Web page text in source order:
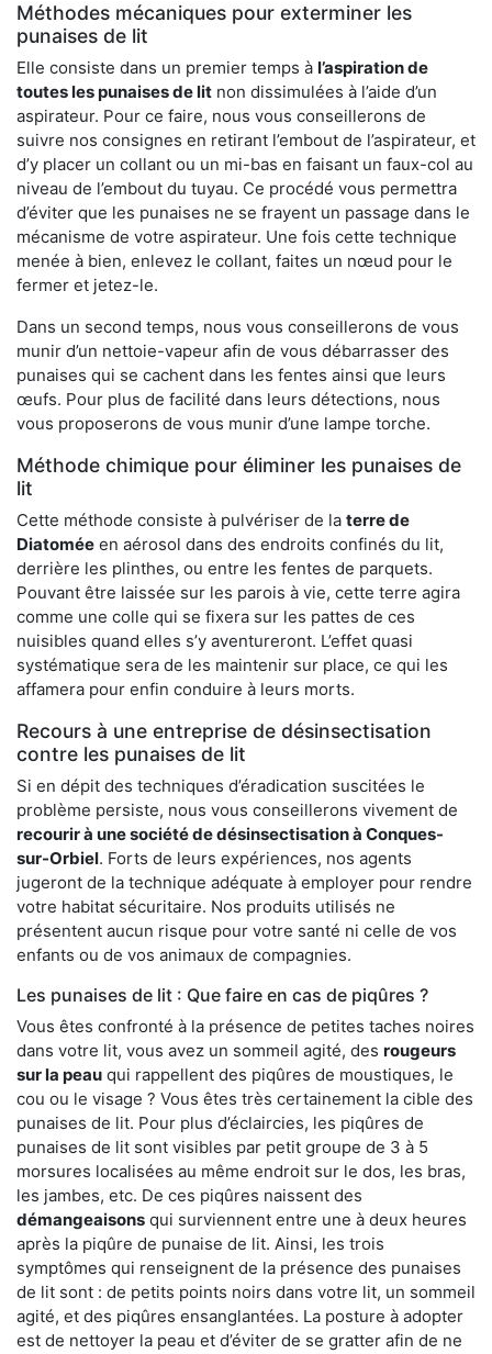
Méthodes mécaniques pour exterminer les
punaises de lit
Elle consiste dans un premier temps à l’aspiration de
toutes les punaises de lit non dissimulées à l’aide d’un
aspirateur. Pour ce faire, nous vous conseillerons de
suivre nos consignes en retirant l’embout de l’aspirateur, et
d’y placer un collant ou un mi-bas en faisant un faux-col au
niveau de l’embout du tuyau. Ce procédé vous permettra
d’éviter que les punaises ne se frayent un passage dans le
mécanisme de votre aspirateur. Une fois cette technique
menée à bien, enlevez le collant, faites un nœud pour le
fermer et jetez-le.
Dans un second temps, nous vous conseillerons de vous
munir d’un nettoie-vapeur afin de vous débarrasser des
punaises qui se cachent dans les fentes ainsi que leurs
œufs. Pour plus de facilité dans leurs détections, nous
vous proposerons de vous munir d’une lampe torche.
Méthode chimique pour éliminer les punaises de
lit
Cette méthode consiste à pulvériser de la terre de
Diatomée en aérosol dans des endroits confinés du lit,
derrière les plinthes, ou entre les fentes de parquets.
Pouvant être laissée sur les parois à vie, cette terre agira
comme une colle qui se fixera sur les pattes de ces
nuisibles quand elles s’y aventureront. L’effet quasi
systématique sera de les maintenir sur place, ce qui les
affamera pour enfin conduire à leurs morts.
Recours à une entreprise de désinsectisation
contre les punaises de lit
Si en dépit des techniques d’éradication suscitées le
problème persiste, nous vous conseillerons vivement de
recourir à une société de désinsectisation à Conques-
sur-Orbiel. Forts de leurs expériences, nos agents
jugeront de la technique adéquate à employer pour rendre
votre habitat sécuritaire. Nos produits utilisés ne
présentent aucun risque pour votre santé ni celle de vos
enfants ou de vos animaux de compagnies.
Les punaises de lit : Que faire en cas de piqûres ?
Vous êtes confronté à la présence de petites taches noires
dans votre lit, vous avez un sommeil agité, des rougeurs
sur la peau qui rappellent des piqûres de moustiques, le
cou ou le visage ? Vous êtes très certainement la cible des
punaises de lit. Pour plus d’éclaircies, les piqûres de
punaises de lit sont visibles par petit groupe de 3 à 5
morsures localisées au même endroit sur le dos, les bras,
les jambes, etc. De ces piqûres naissent des
démangeaisons qui surviennent entre une à deux heures
après la piqûre de punaise de lit. Ainsi, les trois
symptômes qui renseignent de la présence des punaises
de lit sont : de petits points noirs dans votre lit, un sommeil
agité, et des piqûres ensanglantées. La posture à adopter
est de nettoyer la peau et d’éviter de se gratter afin de ne